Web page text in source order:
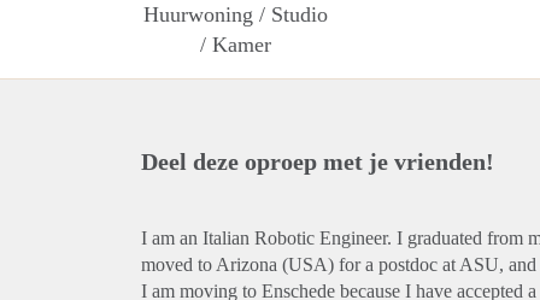
Huurwoning / Studio
/ Kamer
Deel deze oproep met je vrienden!
I am an Italian Robotic Engineer. I graduated from
moved to Arizona (USA) for a postdoc at ASU, and
I am moving to Enschede because I have